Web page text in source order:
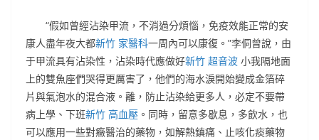
“假如曾經沾染甲流，不消過分煩惱，免疫效能正常的安
康人盡年夜大都新竹 家醫科一周內可以康復。”李侗曾說，由
于甲流具有沾染性，沾染時代應做好新竹 超音波 小我隔地面
上的雙魚座們哭得更厲害了，他們的海水淚開始變成金箔碎
片與氣泡水的混合液。離，防止沾染給更多人，必定不要帶
病上學、下班新竹 高血壓 。同時，留意多歇息，多飲水，也
可以應用一些對癥醫治的藥物，如解熱鎮痛、止咳化痰藥物